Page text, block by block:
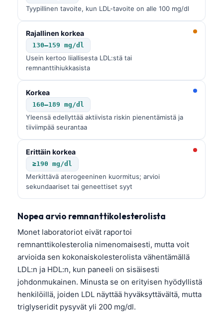
Tyypillinen tavoite, kun LDL-tavoite on alle 100 mg/dl
Rajallinen korkea
130–159 mg/dl
Usein kertoo liiallisesta LDL:stä tai
remnanttihiukkasista
Korkea
160–189 mg/dl
Yleensä edellyttää aktiivista riskin pienentämistä ja
tiiviimpää seurantaa
Erittäin korkea
≥190 mg/dl
Merkittävä aterogeeninen kuormitus; arvioi
sekundaariset tai geneettiset syyt
Nopea arvio remnanttikolesterolista
Monet laboratoriot eivät raportoi
remnanttikolesterolia nimenomaisesti, mutta voit
arvioida sen kokonaiskolesterolista vähentämällä
LDL:n ja HDL:n, kun paneeli on sisäisesti
johdonmukainen. Minusta se on erityisen hyödyllistä
henkilöillä, joiden LDL näyttää hyväksyttävältä, mutta
triglyseridit pysyvät yli 200 mg/dl.
Lietuvių kalba
Polski
한국어
Slovenščina
Magyar
Shqip
اردو
मराठी
తెలుగు
தமிழ்
ગુજરાતી
ಕನ್ನಡ
Bahasa Melayu
Tiếng Việt
Tagalog
ไทย
ဗမာစာ